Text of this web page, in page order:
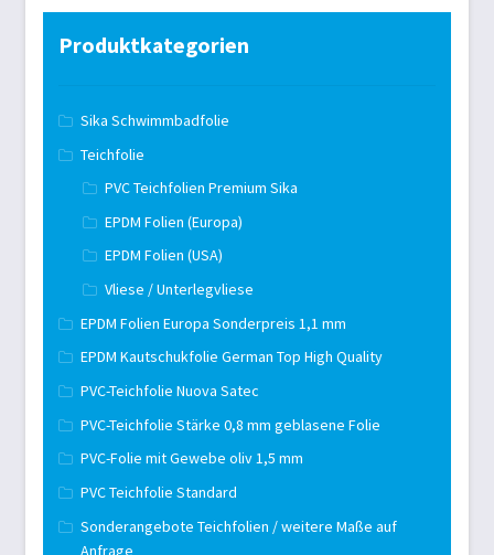
Produktkategorien
Sika Schwimmbadfolie
Teichfolie
PVC Teichfolien Premium Sika
EPDM Folien (Europa)
EPDM Folien (USA)
Vliese / Unterlegvliese
EPDM Folien Europa Sonderpreis 1,1 mm
EPDM Kautschukfolie German Top High Quality
PVC-Teichfolie Nuova Satec
PVC-Teichfolie Stärke 0,8 mm geblasene Folie
PVC-Folie mit Gewebe oliv 1,5 mm
PVC Teichfolie Standard
Sonderangebote Teichfolien / weitere Maße auf
Anfrage